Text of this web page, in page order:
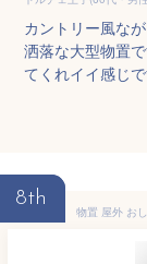
カントリー風な
洒落な大型物置
てくれイイ感じで
8th